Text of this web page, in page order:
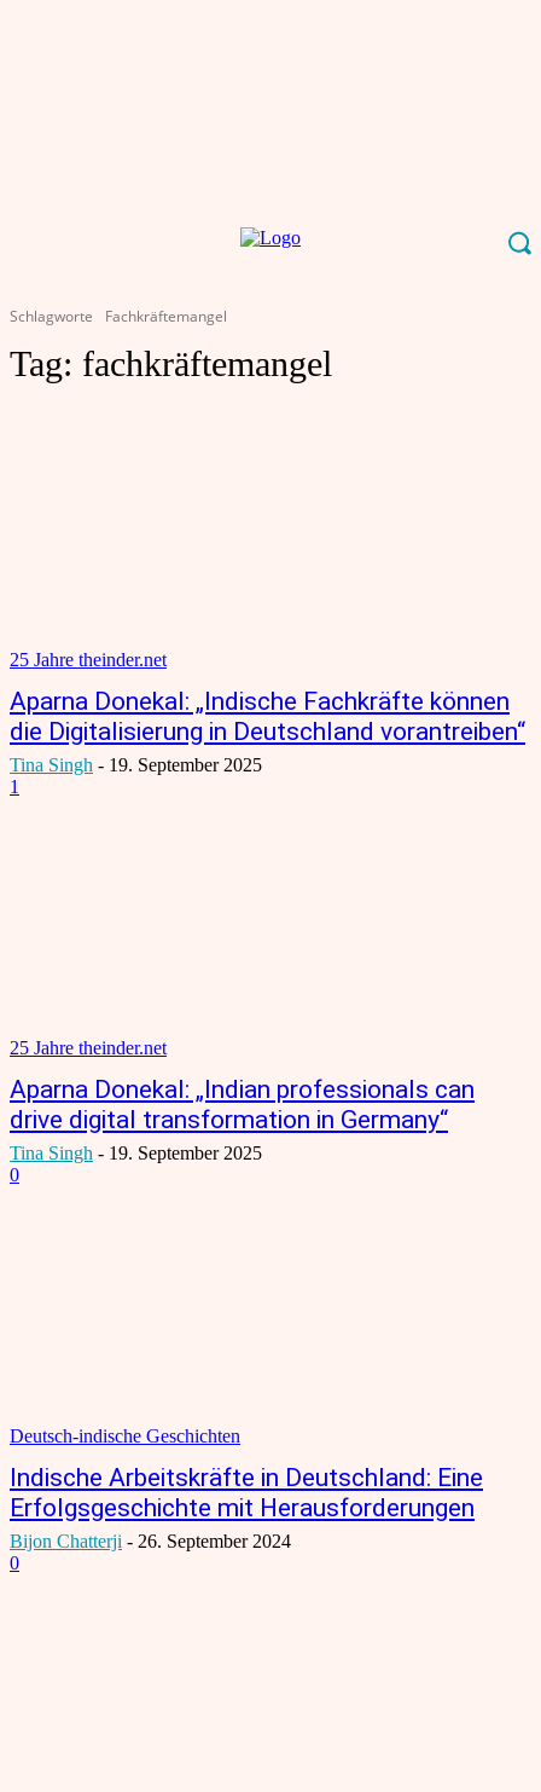
Schlagworte Fachkräftemangel
Tag: fachkräftemangel
25 Jahre theinder.net
Aparna Donekal: „Indische Fachkräfte können
die Digitalisierung in Deutschland vorantreiben“
Tina Singh - 19. September 2025
1
25 Jahre theinder.net
Aparna Donekal: „Indian professionals can
drive digital transformation in Germany“
Tina Singh - 19. September 2025
0
Deutsch-indische Geschichten
Indische Arbeitskräfte in Deutschland: Eine
Erfolgsgeschichte mit Herausforderungen
Bijon Chatterji - 26. September 2024
0